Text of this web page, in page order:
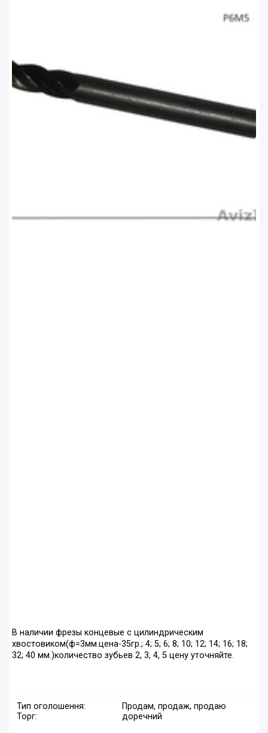
В наличии фрезы концевые с цилиндрическим
хвостовиком(ф=3мм.цена-35гр.; 4; 5; 6; 8; 10; 12; 14; 16; 18;
32; 40 мм.)количество зубьев 2, 3, 4, 5 цену уточняйте.
Тип оголошення:
Продам, продаж, продаю
Торг:
доречний